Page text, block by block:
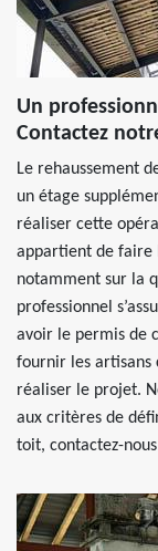
Un
Contactez
Le rehaussement
un étage
réaliser cette
appartient de faire
notamment sur la
professionnel
avoir le permis de
fournir les artisans
réaliser le projet.
aux critères de
toit, contactez-